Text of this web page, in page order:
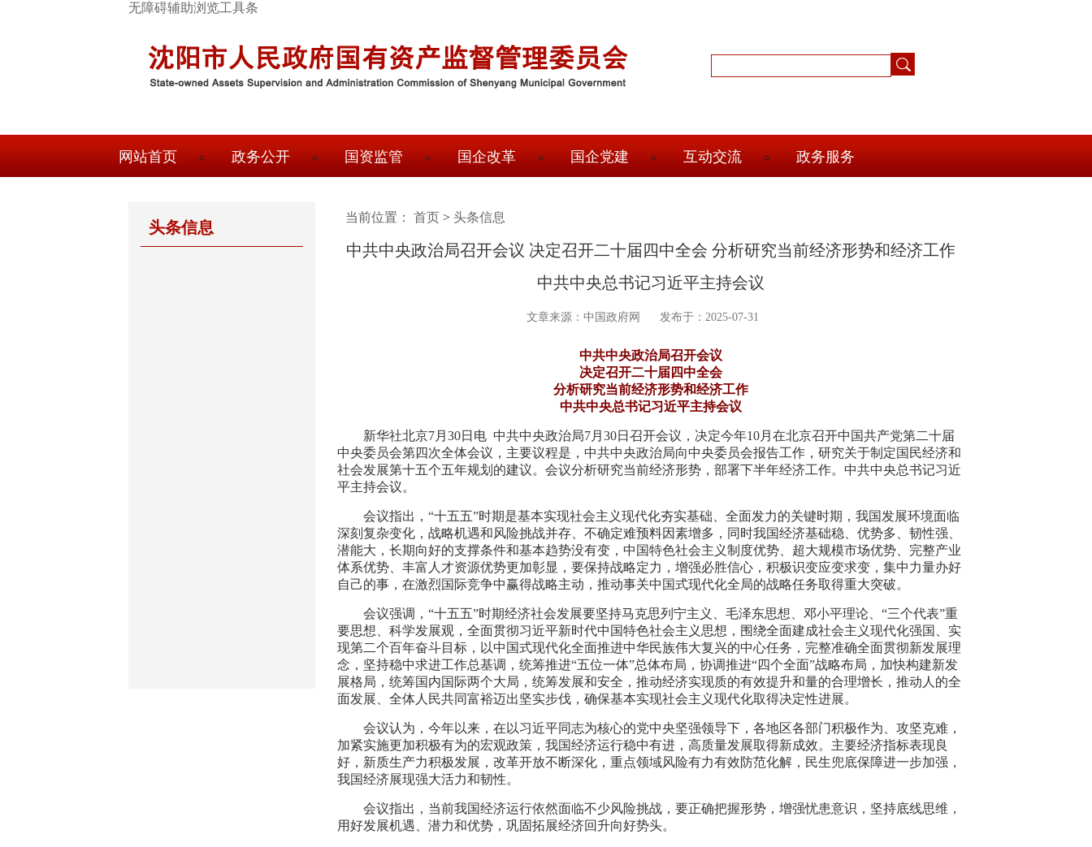
无障碍辅助浏览工具条
输
息
导
网站首页 政务公开 国资监管 国企改革 国企党建 互动交流 政务服务
头条信息
当前位置： 面
包
首页> 头条信息
中共中央政治局召开会议 决定召开二十届四中全会 分析研究当前经济形势和经济工作
中共中央总书记习近平主持会议
文章来源：中国政府网 发布于：2025-07-31
中共中央政治局召开会议
决定召开二十届四中全会
分析研究当前经济形势和经济工作
中共中央总书记习近平主持会议
新华社北京7月30日电 中共中央政治局7月30日召开会议，决定今年10月在北京召开中国共产党第二十届
中央委员会第四次全体会议，主要议程是，中共中央政治局向中央委员会报告工作，研究关于制定国民经济和
社会发展第十五个五年规划的建议。会议分析研究当前经济形势，部署下半年经济工作。中共中央总书记习近
平主持会议。
会议指出，“十五五”时期是基本实现社会主义现代化夯实基础、全面发力的关键时期，我国发展环境面临
深刻复杂变化，战略机遇和风险挑战并存、不确定难预料因素增多，同时我国经济基础稳、优势多、韧性强、
潜能大，长期向好的支撑条件和基本趋势没有变，中国特色社会主义制度优势、超大规模市场优势、完整产业
体系优势、丰富人才资源优势更加彰显，要保持战略定力，增强必胜信心，积极识变应变求变，集中力量办好
自己的事，在激烈国际竞争中赢得战略主动，推动事关中国式现代化全局的战略任务取得重大突破。
会议强调，“十五五”时期经济社会发展要坚持马克思列宁主义、毛泽东思想、邓小平理论、“三个代表”重
要思想、科学发展观，全面贯彻习近平新时代中国特色社会主义思想，围绕全面建成社会主义现代化强国、实
现第二个百年奋斗目标，以中国式现代化全面推进中华民族伟大复兴的中心任务，完整准确全面贯彻新发展理
念，坚持稳中求进工作总基调，统筹推进“五位一体”总体布局，协调推进“四个全面”战略布局，加快构建新发
展格局，统筹国内国际两个大局，统筹发展和安全，推动经济实现质的有效提升和量的合理增长，推动人的全
面发展、全体人民共同富裕迈出坚实步伐，确保基本实现社会主义现代化取得决定性进展。
会议认为，今年以来，在以习近平同志为核心的党中央坚强领导下，各地区各部门积极作为、攻坚克难，
加紧实施更加积极有为的宏观政策，我国经济运行稳中有进，高质量发展取得新成效。主要经济指标表现良
好，新质生产力积极发展，改革开放不断深化，重点领域风险有力有效防范化解，民生兜底保障进一步加强，
我国经济展现强大活力和韧性。
会议指出，当前我国经济运行依然面临不少风险挑战，要正确把握形势，增强忧患意识，坚持底线思维，
用好发展机遇、潜力和优势，巩固拓展经济回升向好势头。